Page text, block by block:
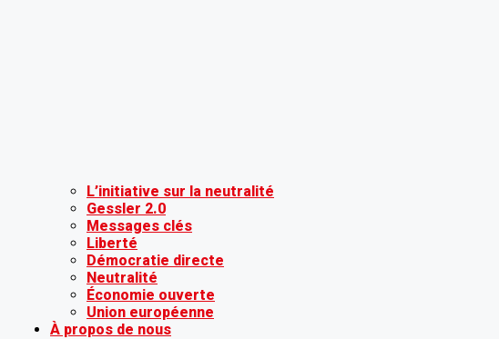
L’initiative sur la neutralité
Gessler 2.0
Messages clés
Liberté
Démocratie directe
Neutralité
Économie ouverte
Union européenne
À propos de nous